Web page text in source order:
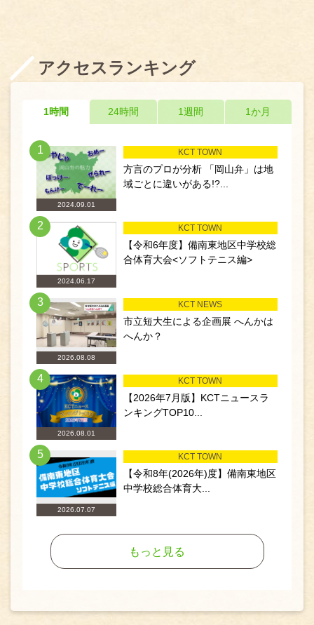
アクセスランキング
1時間 24時間 1週間 1か月
1
2024.09.01
KCT TOWN
方言のプロが分析 「岡山弁」は地
域ごとに違いがある!?...
2
2024.06.17
KCT TOWN
【令和6年度】備南東地区中学校総
合体育大会<ソフトテニス編>
3
2026.08.08
KCT NEWS
市立短大生による企画展 へんかは
へんか？
4
2026.08.01
KCT TOWN
【2026年7月版】KCTニュースラ
ンキングTOP10...
5
2026.07.07
KCT TOWN
【令和8年(2026年)度】備南東地区
中学校総合体育大...
もっと見る